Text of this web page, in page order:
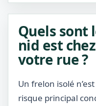
Quels sont
nid est
votre rue ?
Un frelon isolé
risque principal